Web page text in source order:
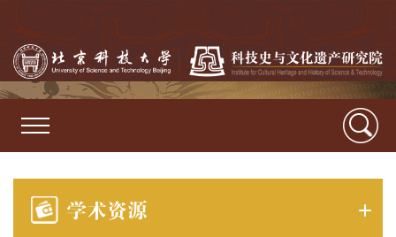
学术资源